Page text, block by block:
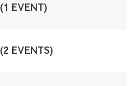
(1 EVENT)
(2 EVENTS)